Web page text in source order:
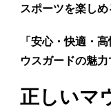
スポーツを楽しめ
「安心・快適・
ウスガードの魅力
正しいマ